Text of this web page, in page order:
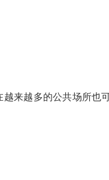
来越多的公共场所也